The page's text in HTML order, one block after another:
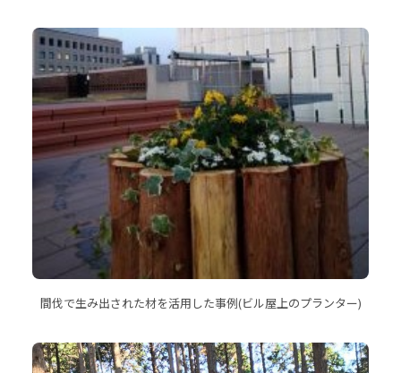
間伐で生み出された材を活用した事例(ビル屋上のプランター)